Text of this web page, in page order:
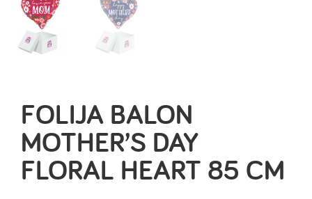
FOLIJA BALON
MOTHER’S DAY
FLORAL HEART 85 CM